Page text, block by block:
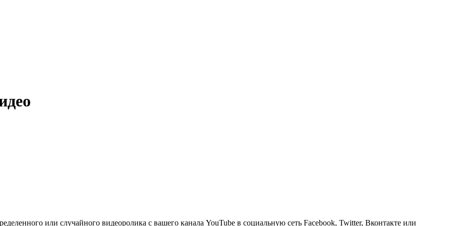
или случайного видеоролика с вашего канала YouTube в социальную сеть Facebook, Twitter, Вконтакте или